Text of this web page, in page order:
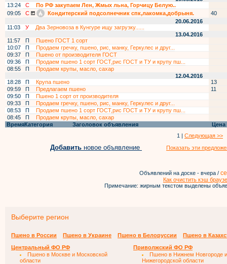
13:24
С
По РФ закупаем Лен, Жмых льна, Горчицу Белую..
09:05
С Кондитерский подсолнечник спк,лакомка,добрыня.
40
20.06.2016
11:03
У
Два Зерновоза в Кунгуре ищу загрузку......
13.04.2016
11:57
П
Пшено ГОСТ 1 сорт
10:07
П
Продаем гречку, пшено, рис, манку, Геркулес и друг...
09:37
П
Пшено от производителя ГОСТ
09:36
П
Продаем пшено 1 сорт ГОСТ,рис ГОСТ и ТУ и крупу пш...
08:55
П
Продаем крупы, масло, сахар
12.04.2016
18:28
П Крупа пшено
13
09:59
П Предлагаем пшено
11
09:50
П
Пшено 1 сорт от производителя
09:33
П
Продаем гречку, пшено, рис, манку, Геркулес и друг...
08:53
П
Продаем пшено 1 сорт ГОСТ,рис ГОСТ и ТУ и крупу пш...
08:45
П
Продаем крупы, масло, сахар
ВремяКатегория Заголовок объявления
Цена
1 | Следующая >>
Добавить новое объявление Показать эти
Объявлений на доске - вчера /
Как очистить кэш
Примечание: жирным текстом выделены
Выберите регион
Пшено в России Пшено в Украине Пшено в Белоруссии
Пшено в
Центральный ФО РФ
Пшено в Москве и Московской
области
Приволжский ФО РФ
Пшено в Нижнем Новгороде и
Нижегородской области